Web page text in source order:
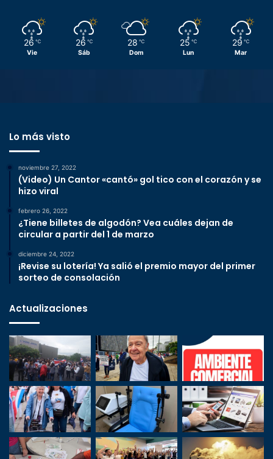
26 ℃
Vie
26 ℃
Sáb
28 ℃
Dom
25 ℃
Lun
29 ℃
Mar
Lo más visto
noviembre 27, 2022
(Video) Un Cantor «cantó» gol tico con el corazón y se
hizo viral
febrero 26, 2022
¿Tiene billetes de algodón? Vea cuáles dejan de
circular a partir del 1 de marzo
diciembre 24, 2022
¡Revise su lotería! Ya salió el premio mayor del primer
sorteo de consolación
Actualizaciones